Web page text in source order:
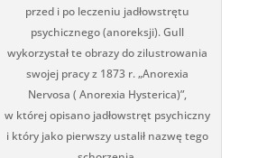
przed i po leczeniu jadłowstrętu
psychicznego (anoreksji). Gull
wykorzystał te obrazy do zilustrowania
swojej pracy z 1873 r. „Anorexia
Nervosa ( Anorexia Hysterica)”,
w której opisano jadłowstręt psychiczny
i który jako pierwszy ustalił nazwę tego